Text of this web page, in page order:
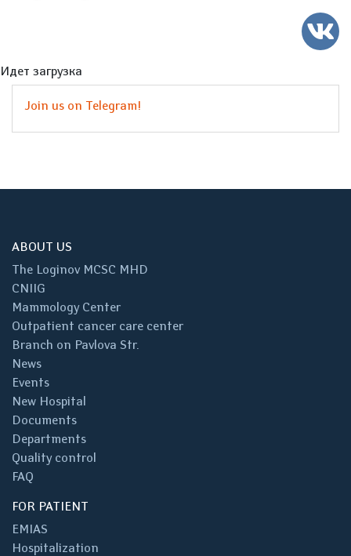
Идет загрузка
Join us on Telegram!
ABOUT US
The Loginov MCSC MHD
CNIIG
Mammology Center
Outpatient cancer care center
Branch on Pavlova Str.
News
Events
New Hospital
Documents
Departments
Quality control
FAQ
FOR PATIENT
EMIAS
Hospitalization